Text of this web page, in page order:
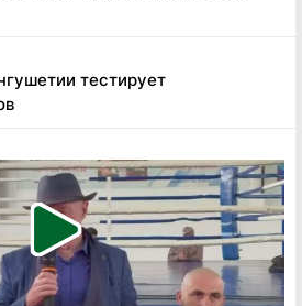
тестирует